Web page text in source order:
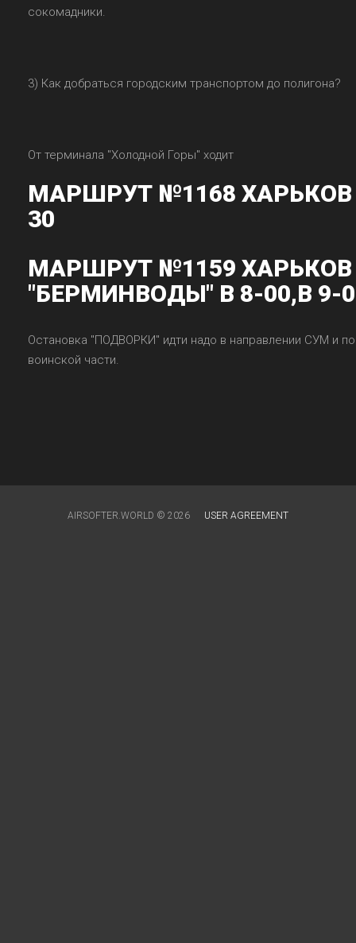
сокомадники.
3) Как добраться городским транспортом до полигона?
От терминала "Холодной Горы" ходит
МАРШРУТ №1168 ХАРЬКОВ
30
МАРШРУТ №1159
"БЕРМИНВОДЫ" В 8-00,В 9-
Остановка "ПОДВОРКИ" идти надо в направлении СУМ и
воинской части.
AIRSOFTER.WORLD © 2026 USER AGREEMENT